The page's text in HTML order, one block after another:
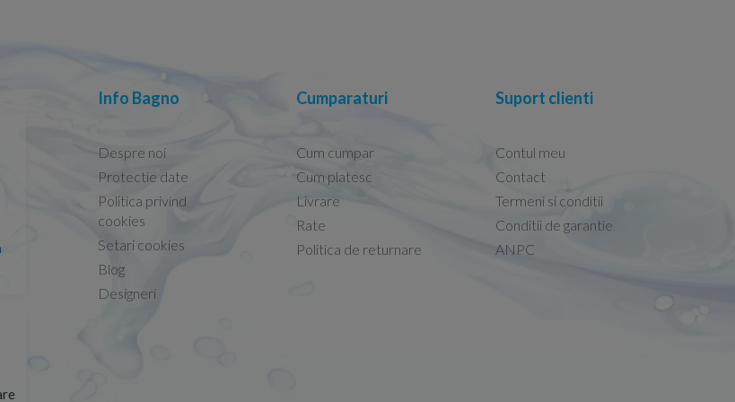
Capacele Grohe sunt de bună calitate și se instalează foarte ușor!
08.02.2026 Capac WC Grohe Bau Ceramic alb cu functie de bideu
Calitate si pret excelent.
Elvis -03.11.2025
Info Bagno
Despre noi
Protectie date
Politica privind
cookies
Setari cookies
Blog
Designeri
Cumparaturi
Cum cumpar
Cum platesc
Livrare
Rate
Politica de returnare
Suport clienti
Contul meu
Contact
Termeni si conditii
Conditii de garantie
ANPC